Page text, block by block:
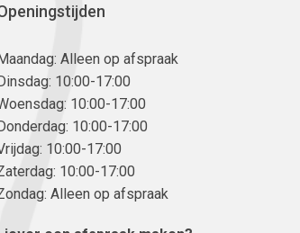
Alleen op afspraak
10:00-17:00
10:00-17:00
10:00-17:00
10:00-17:00
10:00-17:00
Alleen op afspraak